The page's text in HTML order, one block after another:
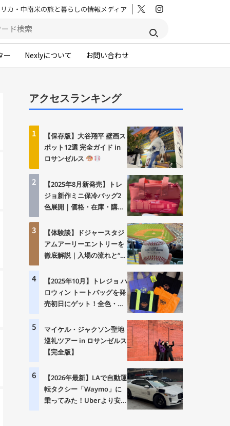
カ・中南米の旅と暮らしの情報メディア
ー Nexlyについて お問い合わせ
アクセスランキング
1
【保存版】大谷翔平 壁画ス
ポット12選 完全ガイド in
ロサンゼルス
2
【2025年8月新発売】トレ
ジョ新作ミニ保冷バッグ2
色展開｜価格・在庫・購入
3
【体験談】ドジャースタジ
アムアーリーエントリーを
徹底解説｜入場の流れと“神
4
【2025年10月】トレジョ ハ
ロウィン トートバッグを発
売初日にゲット！全色・価
5
マイケル・ジャクソン聖地
巡礼ツアー in ロサンゼルス
【完全版】
6
【2026年最新】LAで自動運
転タクシー「Waymo」に
乗ってみた！Uberより安